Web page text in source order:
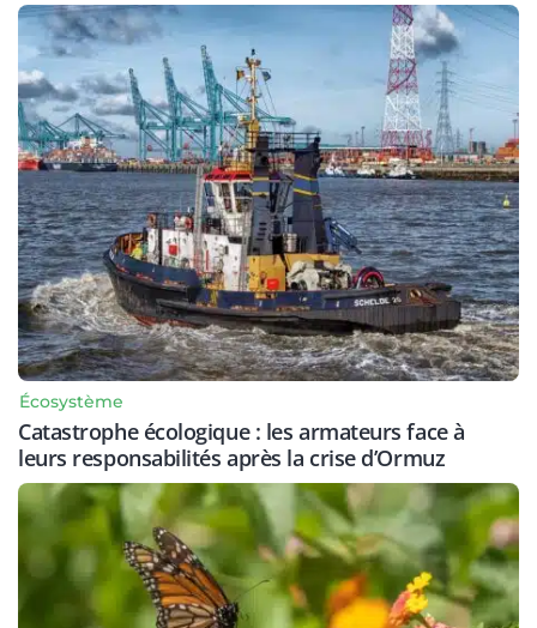
Écosystème
Catastrophe écologique : les armateurs face à
leurs responsabilités après la crise d’Ormuz